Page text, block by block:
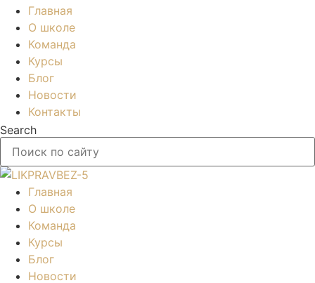
Главная
О школе
Команда
Курсы
Блог
Новости
Контакты
Search
Главная
О школе
Команда
Курсы
Блог
Новости